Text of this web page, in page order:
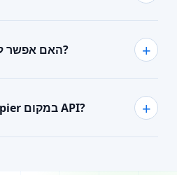
האם אפשר לבחור לאן כל מידע הולך?
מתי עלי להשתמש ב-Zapier במקום API?